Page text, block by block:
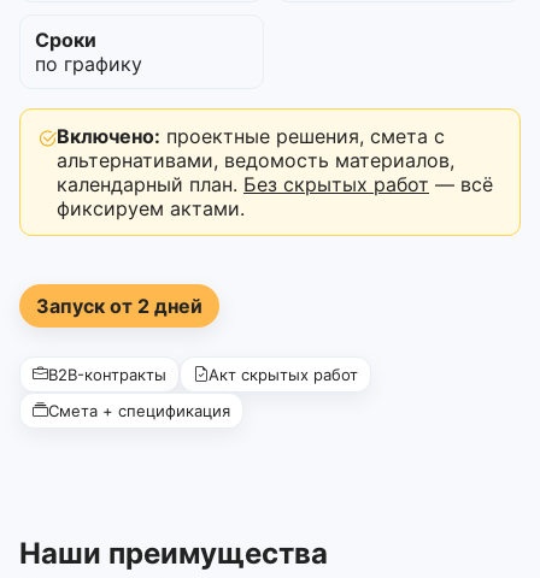
Сроки
по графику
Включено: проектные решения, смета с
альтернативами, ведомость материалов,
календарный план. Без скрытых работ — всё
фиксируем актами.
Запуск от 2 дней
B2B-контракты
Акт скрытых работ
Смета + спецификация
Наши преимущества